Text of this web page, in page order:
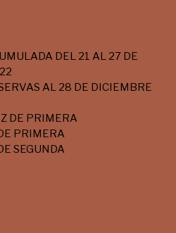
DEL 21 AL 27 DE
AL 28 DE DICIEMBRE
DE PRIMERA
PRIMERA
SEGUNDA